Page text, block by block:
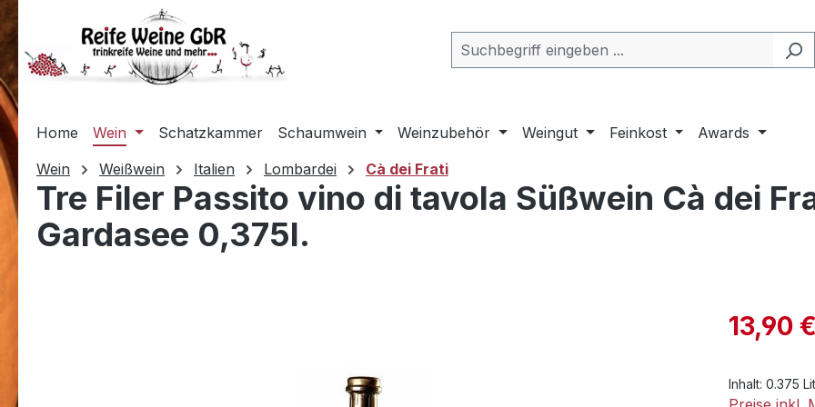
Hauptinhalt springen
Zur Suche springen
Zur Hauptnavigation springen
Home Wein Schatzkammer Schaumwein Weinzubehör Weingut Feinkost
Awards
Wein
Weißwein Italien Lombardei Cà dei Frati
Tre Filer Passito vino di tavola Süßwein Cà dei
Gardasee 0,375l.
13,90 €
Inhalt: 0.375